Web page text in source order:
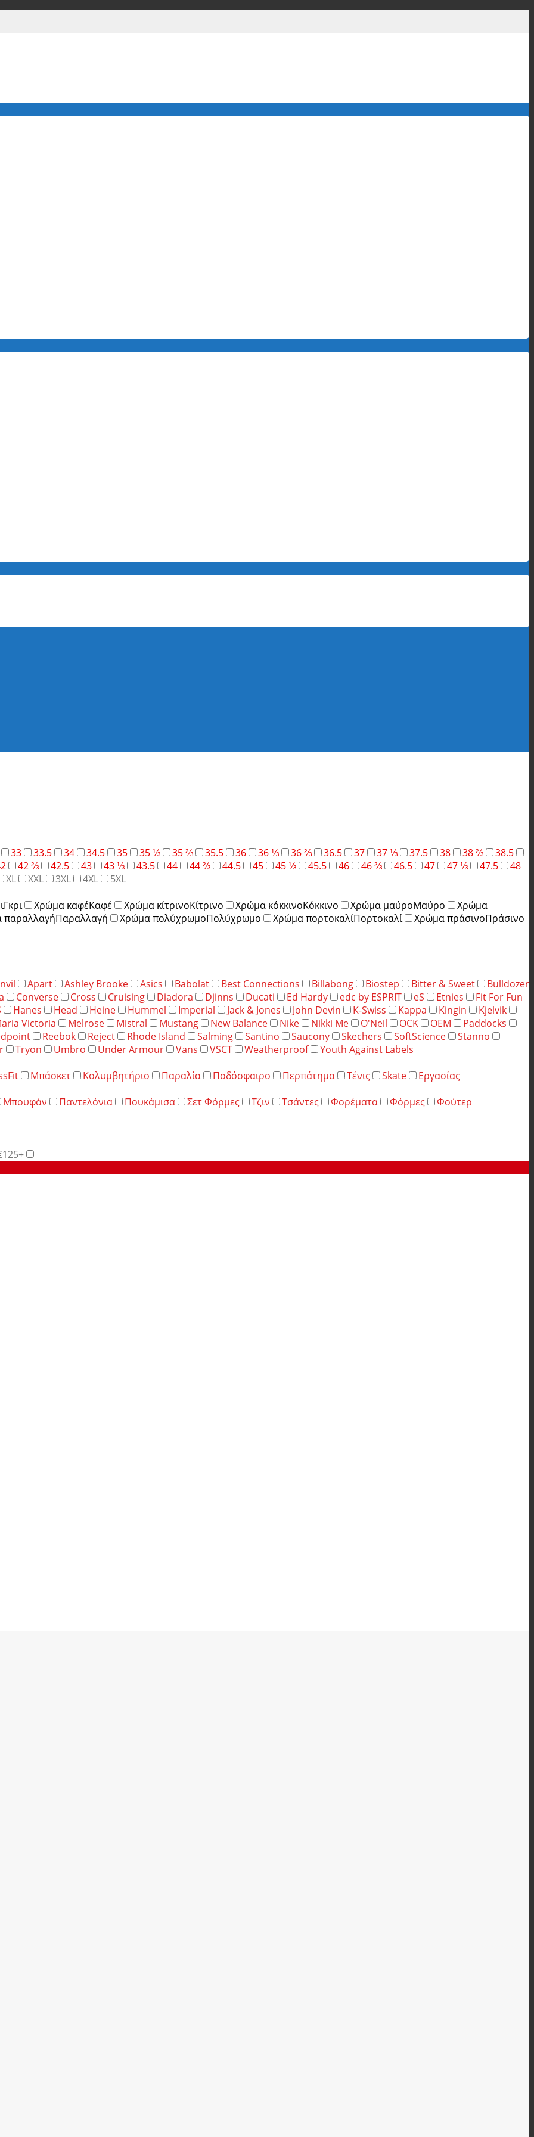
33 33.5 34 34.5 35 35 ⅓ 35 ⅔ 35.5 36 36 ⅓ 36 ⅔ 36.5 37 37 ⅓ 37.5 38 38 ⅔
38.5
42 ⅔ 42.5 43 43 ⅓ 43.5 44 44 ⅔ 44.5 45 45 ⅓ 45.5 46 46 ⅔ 46.5 47 47 ⅓ 47.5
48
XL XXL 3XL 4XL
5XL
Γκρι Χρώμα καφέΚαφέ Χρώμα κίτρινοΚίτρινο Χρώμα κόκκινοΚόκκινο Χρώμα μαύροΜαύρο
Χρώμα
παραλλαγήΠαραλλαγή Χρώμα πολύχρωμοΠολύχρωμο Χρώμα πορτοκαλίΠορτοκαλί Χρώμα πράσινοΠράσινο
Apart Ashley Brooke Asics Babolat Best Connections Billabong Biostep Bitter & Sweet
Bulldozer
Converse Cross Cruising Diadora Djinns Ducati Ed Hardy edc by ESPRIT eS Etnies
Fit For Fun
Hanes Head Heine Hummel Imperial Jack & Jones John Devin K-Swiss Kappa Kingin
Kjelvik
Victoria Melrose Mistral Mustang New Balance Nike Nikki Me O'Neil OCK OEM
Paddocks
Reebok Reject Rhode Island Salming Santino Saucony Skechers SoftScience
Stanno
Tryon Umbro Under Armour Vans VSCT Weatherproof
Youth Against Labels
Μπάσκετ Κολυμβητήριο Παραλία Ποδόσφαιρο Περπάτημα Τένις Skate
Εργασίας
Μπουφάν Παντελόνια Πουκάμισα Σετ Φόρμες Τζιν Τσάντες Φορέματα Φόρμες
Φούτερ